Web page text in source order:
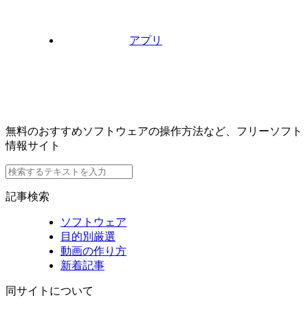
アプリ
無料のおすすめソフトウェアの操作方法など、フリーソフト
情報サイト
記事検索
ソフトウェア
目的別厳選
動画の作り方
新着記事
同サイトについて